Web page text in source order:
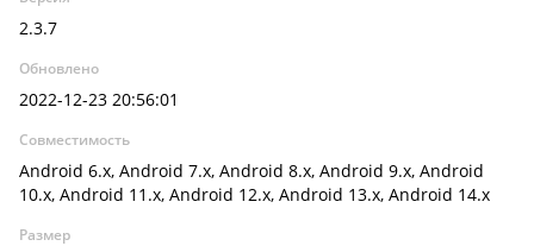
2.3.7
Обновлено
2022-12-23 20:56:01
Совместимость
Android 6.x, Android 7.x, Android 8.x, Android 9.x, Android
10.x, Android 11.x, Android 12.x, Android 13.x, Android 14.x
Размер